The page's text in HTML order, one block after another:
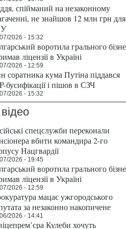
спійманий на незаконному
не знайшов 12 млн грн для
2026 - 15:32
воротила грального
ліцензії в Україні
2026 - 12:59
соратника кума Путіна піддався
бусифікації і пішов в СЗЧ
2026 - 15:32
спецслужби переконали
вбити командира 2-го
Нацгвардії
2026 - 19:45
воротила грального
ліцензії в Україні
2026 - 12:59
мацає ужгородського
за незаконно накопичене
2026 - 14:41
Кулеби хочуть